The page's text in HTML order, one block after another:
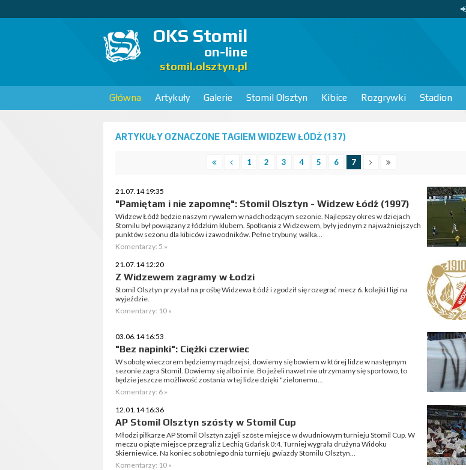
OKS Stomil
on-line
stomil.olsztyn.pl
Główna Artykuły Galerie Stomil Olsztyn Kibice Rozgrywki Stadion
ARTYKUŁY OZNACZONE TAGIEM WIDZEW ŁÓDŹ (137)
1 2 3 4 5 6 7
21.07.14 19:35
"Pamiętam i nie zapomnę": Stomil Olsztyn - Widzew Łódź (1997)
Widzew Łódź będzie naszym rywalem w nadchodzącym sezonie. Najlepszy okres w dziejach
Stomilu był powiązany z łódzkim klubem. Spotkania z Widzewem, były jednym z najważniejszych
punktów sezonu dla kibiców i zawodników. Pełne trybuny, walka...
Komentarzy: 5 »
21.07.14 12:20
Z Widzewem zagramy w Łodzi
Stomil Olsztyn przystał na prośbę Widzewa Łódź i zgodził się rozegrać mecz 6. kolejki I ligi na
wyjeździe.
Komentarzy: 10 »
03.06.14 16:53
"Bez napinki": Ciężki czerwiec
W sobotę wieczorem będziemy mądrzejsi, dowiemy się bowiem w której lidze w następnym
sezonie zagra Stomil. Dowiemy się albo i nie. Bo jeżeli nawet nie utrzymamy się sportowo, to
będzie jeszcze możliwość zostania w tej lidze dzięki "zielonemu...
Komentarzy: 6 »
12.01.14 16:36
AP Stomil Olsztyn szósty w Stomil Cup
Młodzi piłkarze AP Stomil Olsztyn zajęli szóste miejsce w dwudniowym turnieju Stomil Cup. W
meczu o piąte miejsce przegrali z Lechią Gdańsk 0:4. Turniej wygrała drużyna Widoku
Skierniewice. Na koniec sobotniego dnia turnieju gwiazdy Stomilu Olsztyn...
Komentarzy: 10 »